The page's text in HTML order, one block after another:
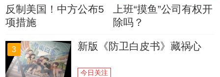
反制美国！中方公布5
项措施
上班“摸鱼”公司有权开
除吗？
3 新版《防卫白皮书》藏祸心
今日关注